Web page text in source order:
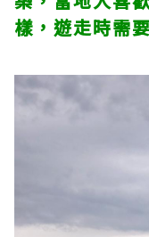
樣，遊走時需